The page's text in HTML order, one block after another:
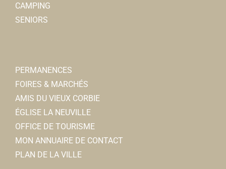
CAMPING
SENIORS
PERMANENCES
FOIRES & MARCHÉS
AMIS DU VIEUX CORBIE
ÉGLISE LA NEUVILLE
OFFICE DE TOURISME
MON ANNUAIRE DE CONTACT
PLAN DE LA VILLE